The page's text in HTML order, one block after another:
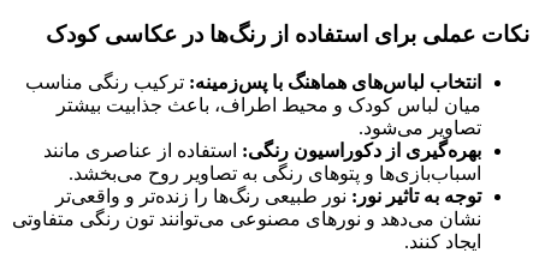
نکات عملی برای استفاده از رنگ‌ها در عکاسی کودک
انتخاب لباس‌های هماهنگ با پس‌زمینه: ترکیب رنگی مناسب
میان لباس کودک و محیط اطراف، باعث جذابیت بیشتر
تصاویر می‌شود.
بهره‌گیری از دکوراسیون رنگی: استفاده از عناصری مانند
اسباب‌بازی‌ها و پتوهای رنگی به تصاویر روح می‌بخشد.
توجه به تاثیر نور: نور طبیعی رنگ‌ها را زنده‌تر و واقعی‌تر
نشان می‌دهد و نورهای مصنوعی می‌توانند تون رنگی متفاوتی
ایجاد کنند.